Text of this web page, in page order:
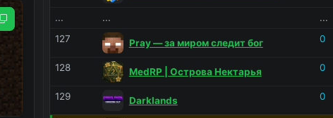
Скопировать
... ... ...
127
Pray — за миром следит бог 0
128 MedRP | Острова Нектарья 0
129 Darklands 0